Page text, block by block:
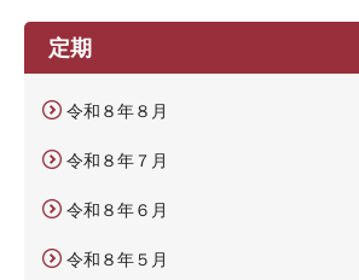
定期
令和８年８月
令和８年７月
令和８年６月
令和８年５月